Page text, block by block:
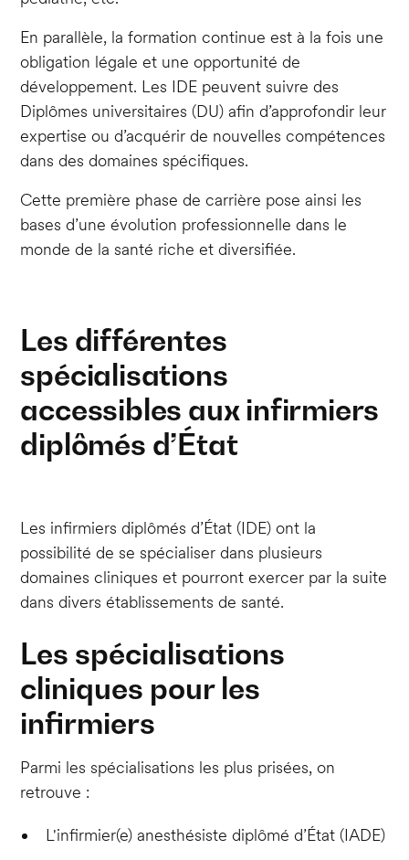
En parallèle, la formation continue est à la fois une
obligation légale et une opportunité de
développement. Les IDE peuvent suivre des
Diplômes universitaires (DU) afin d’approfondir leur
expertise ou d’acquérir de nouvelles compétences
dans des domaines spécifiques.
Cette première phase de carrière pose ainsi les
bases d’une évolution professionnelle dans le
monde de la santé riche et diversifiée.
Les différentes
spécialisations
accessibles aux infirmiers
diplômés d’État
Les infirmiers diplômés d’État (IDE) ont la
possibilité de se spécialiser dans plusieurs
domaines cliniques et pourront exercer par la suite
dans divers établissements de santé.
Les spécialisations
cliniques pour les
infirmiers
Parmi les spécialisations les plus prisées, on
retrouve :
L'infirmier(e) anesthésiste diplômé d’État (IADE)